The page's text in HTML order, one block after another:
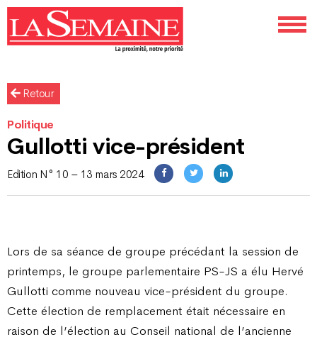
Retour
Politique
Gullotti vice-président
Edition N° 10 – 13 mars 2024
Lors de sa séance de groupe précédant la session de
printemps, le groupe parlementaire PS-JS a élu Hervé
Gullotti comme nouveau vice-président du groupe.
Cette élection de remplacement était nécessaire en
raison de l’élection au Conseil national de l’ancienne